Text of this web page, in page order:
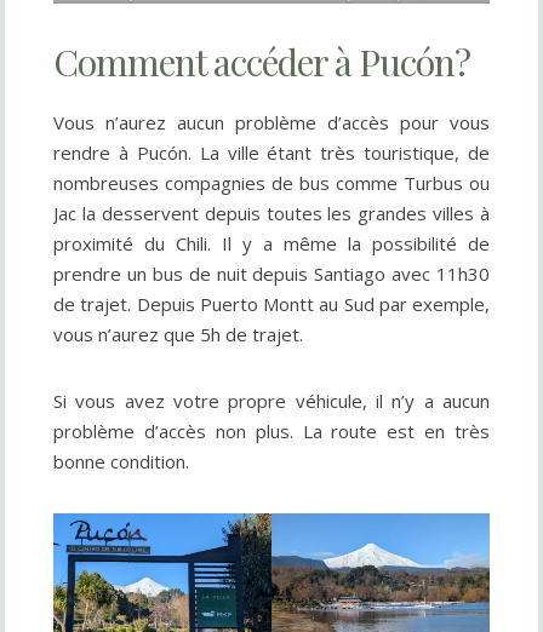
Comment accéder à Pucón?
Vous n’aurez aucun problème d’accès pour vous
rendre à Pucón. La ville étant très touristique, de
nombreuses compagnies de bus comme Turbus ou
Jac la desservent depuis toutes les grandes villes à
proximité du Chili. Il y a même la possibilité de
prendre un bus de nuit depuis Santiago avec 11h30
de trajet. Depuis Puerto Montt au Sud par exemple,
vous n’aurez que 5h de trajet.
Si vous avez votre propre véhicule, il n’y a aucun
problème d’accès non plus. La route est en très
bonne condition.